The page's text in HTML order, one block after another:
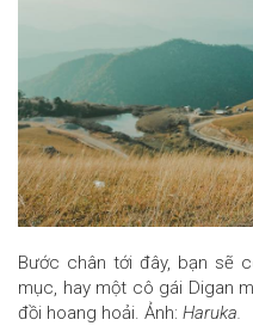
Bước chân tới đây, bạn sẽ
mục, hay một cô gái Digan
đồi hoang hoải. Ảnh: Haruka.